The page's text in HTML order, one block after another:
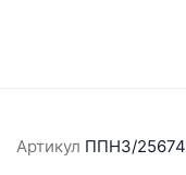
Артикул ППН3/25674